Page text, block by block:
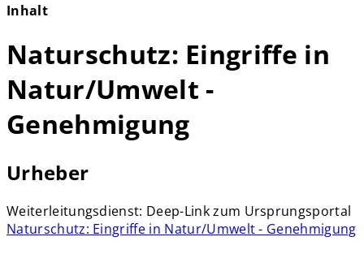
Inhalt
Naturschutz: Eingriffe in
Natur/Umwelt -
Genehmigung
Urheber
Weiterleitungsdienst: Deep-Link zum Ursprungsportal
Naturschutz: Eingriffe in Natur/Umwelt - Genehmigung